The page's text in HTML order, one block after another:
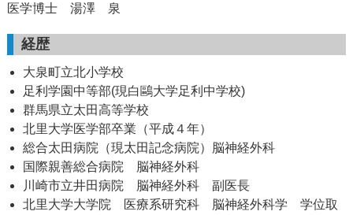
医学博士 湯澤 泉
経歴
大泉町立北小学校
足利学園中等部(現白鷗大学足利中学校)
群馬県立太田高等学校
北里大学医学部卒業（平成４年）
総合太田病院（現太田記念病院）脳神経外科
国際親善総合病院 脳神経外科
川崎市立井田病院 脳神経外科 副医長
北里大学大学院 医療系研究科 脳神経外科学 学位取